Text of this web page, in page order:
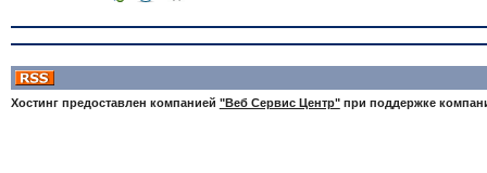
Хостинг предоставлен компанией "Веб Сервис Центр"при поддержке